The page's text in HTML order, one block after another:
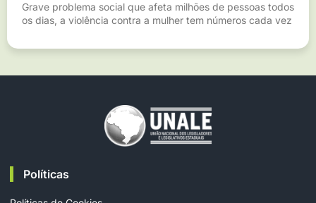
Grave problema social que afeta milhões de pessoas todos
os dias, a violência contra a mulher tem números cada vez
Políticas